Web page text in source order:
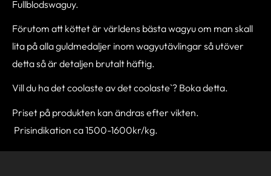
Fullblodswaguy.
Förutom att köttet är världens bästa wagyu om man skall
lita på alla guldmedaljer inom wagyutävlingar så utöver
detta så är detaljen brutalt häftig.
Vill du ha det coolaste av det coolaste`? Boka detta.
Priset på produkten kan ändras efter vikten.
Prisindikation ca 1500-1600kr/kg.